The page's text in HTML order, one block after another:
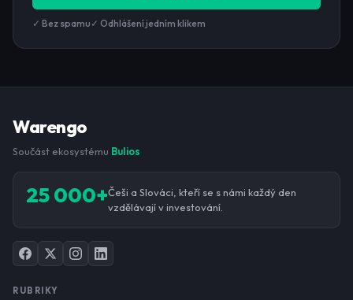
✓ Bez spamu ✓ Odhlášení jedním klikem
Warengo
Součást ekosystému Bulios
25 000+Češi a Slováci, kteří se s námi každý den
vzdělávají v investování.
RUBRIKY